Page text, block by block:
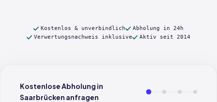
Kostenlos & unverbindlich
Abholung in 24h
Verwertungsnachweis inklusive
Aktiv seit 2014
Kostenlose Abholung in
Saarbrücken anfragen